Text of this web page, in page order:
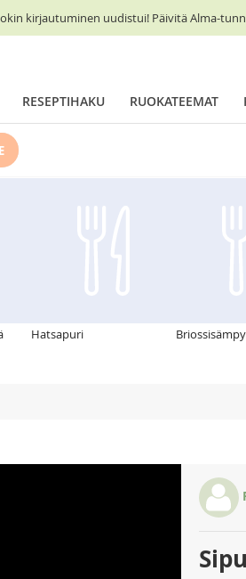
kirjautuminen uudistui! Päivitä Alma-
RESEPTIHAKU RUOKATEEMAT
Hatsapuri